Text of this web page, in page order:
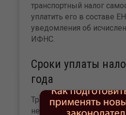
транспортный налог
уплатить его в составе
уведомления об
ИФНС.
Сроки уплаты
года
Транспортный налог
нему) уплачиваются в